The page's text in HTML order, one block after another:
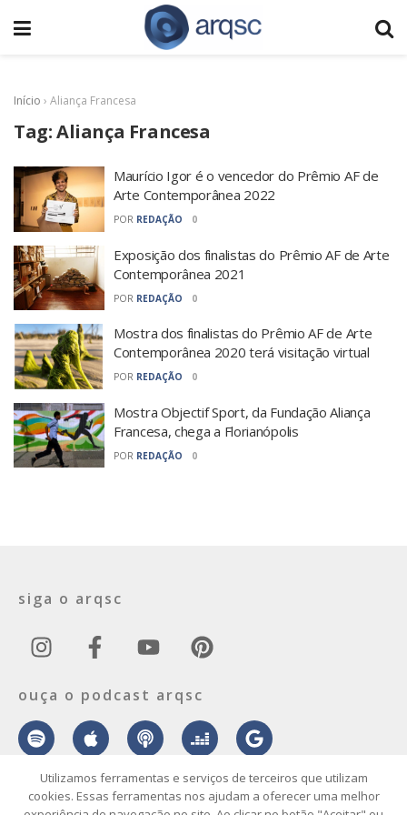
Início › Aliança Francesa
Tag:Aliança Francesa
Maurício Igor é o vencedor do Prêmio AF de
Arte Contemporânea 2022
POR REDAÇÃO 0
Exposição dos finalistas do Prêmio AF de Arte
Contemporânea 2021
POR REDAÇÃO 0
Mostra dos finalistas do Prêmio AF de Arte
Contemporânea 2020 terá visitação virtual
POR REDAÇÃO 0
Mostra Objectif Sport, da Fundação Aliança
Francesa, chega a Florianópolis
POR REDAÇÃO 0
siga o arqsc
ouça o podcast arqsc
Utilizamos ferramentas e serviços de terceiros que utilizam
cookies. Essas ferramentas nos ajudam a oferecer uma melhor